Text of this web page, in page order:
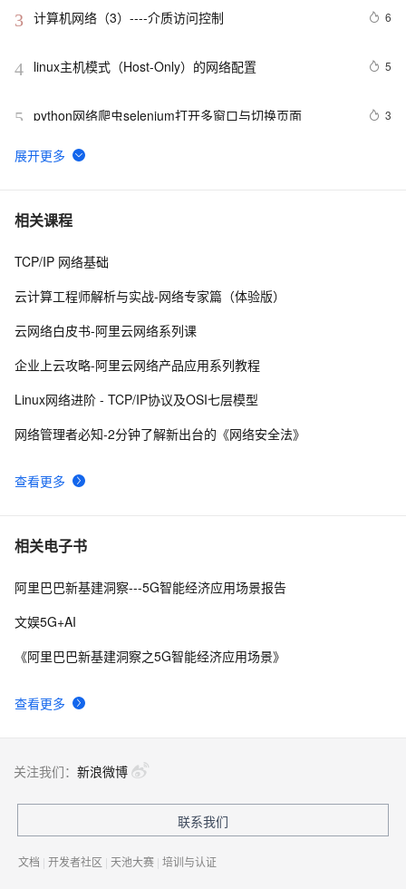
3 计算机网络（3）----介质访问控制 6
4 linux主机模式（Host-Only）的网络配置 5
5 python网络爬虫selenium打开多窗口与切换页面 3
6
YOLOv11改进策略【模型轻量化】| 替换骨干网络为
7
8 企业运维训练营之云上网络原理和实战（第2期），助力
10深入解析图神经网络注意力机制：数学原理与可视化实
相关课程
查看更多
TCP/IP 网络基础
云计算工程师解析与实战-网络专家篇（体验版）
云网络白皮书-阿里云网络系列课
企业上云攻略-阿里云网络产品应用系列教程
Linux网络进阶 - TCP/IP协议及OSI七层模型
网络管理者必知-2分钟了解新出台的《网络安全法》
相关电子书
查看更多
阿里巴巴新基建洞察---5G智能经济应用场景报告
文娱5G+AI
《阿里巴巴新基建洞察之5G智能经济应用场景》
关注我们： 新浪微博
联系我们
文档 | 开发者社区 | 天池大赛 | 培训与认证